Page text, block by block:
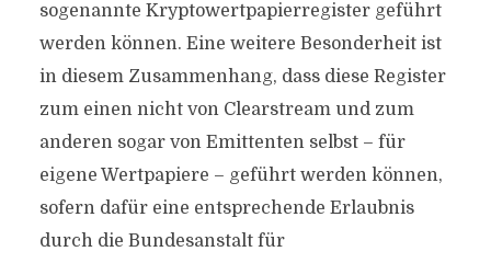
sogenannte Kryptowertpapierregister geführt
werden können. Eine weitere Besonderheit ist
in diesem Zusammenhang, dass diese Register
zum einen nicht von Clearstream und zum
anderen sogar von Emittenten selbst – für
eigene Wertpapiere – geführt werden können,
sofern dafür eine entsprechende Erlaubnis
durch die Bundesanstalt für